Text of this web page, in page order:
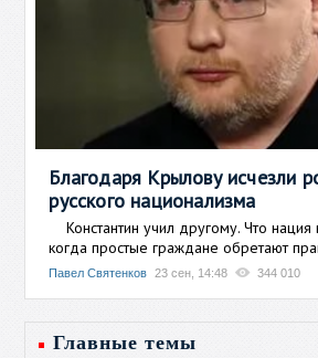
Благодаря Крылову исчезли
русского национализма
Константин учил другому. Что нация
когда простые граждане обретают
Павел Святенков 23 сен, 14:48 344 010
Главные темы